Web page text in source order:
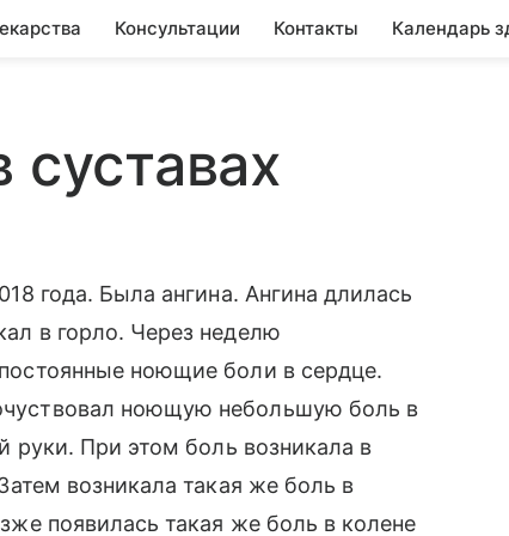
Консультации Контакты Календарь
года. Была ангина. Ангина длилась
в горло. Через неделю
ноющие боли в сердце.
ноющую небольшую боль в
руки. При этом боль возникала в
возникала такая же боль в
появилась такая же боль в колене